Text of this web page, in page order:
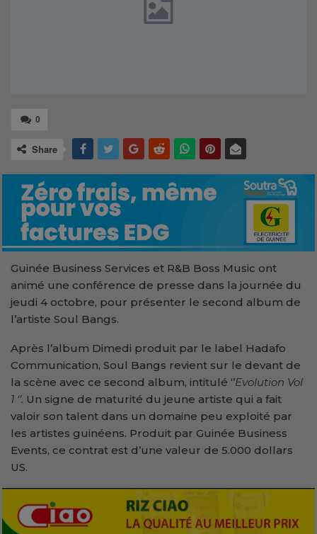
0
Share
Guinée Business Services et R&B Boss Music ont
animé une conférence de presse dans la journée du
jeudi 4 octobre, pour présenter le second album de
l’artiste Soul Bangs.
Après l’album Dimedi produit par le label Hadafo
Communication, Soul Bangs revient sur le devant de
la scène avec ce second album, intitulé ‘’Evolution Vol
1 ‘’. Un signe de maturité du jeune artiste qui a fait
valoir son talent dans un domaine peu exploité par
les artistes guinéens. Produit par Guinée Business
Events, ce contrat est d’une valeur de 5.000 dollars
US.